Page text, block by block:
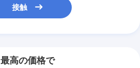
接触
最高の価格で